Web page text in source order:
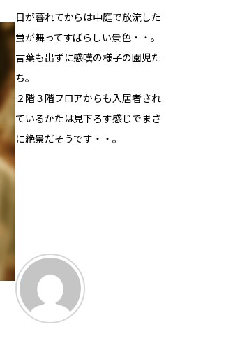
日が暮れてからは中庭で放流した
蛍が舞ってすばらしい景色・・。
言葉も出ずに感嘆の様子の園児た
ち。
２階３階フロアからも入居者され
ているかたは見下ろす感じでまさ
に絶景だそうです・・。